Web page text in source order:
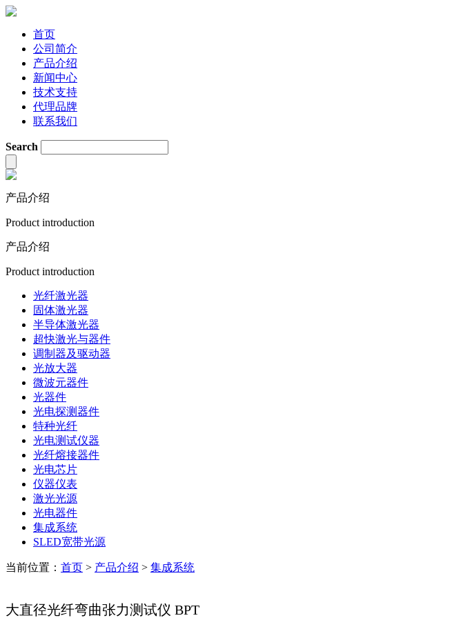
首页
公司简介
产品介绍
新闻中心
技术支持
代理品牌
联系我们
Search
产品介绍
Product introduction
产品介绍
Product introduction
光纤激光器
固体激光器
半导体激光器
超快激光与器件
调制器及驱动器
光放大器
微波元器件
光器件
光电探测器件
特种光纤
光电测试仪器
光纤熔接器件
光电芯片
仪器仪表
激光光源
光电器件
集成系统
SLED宽带光源
当前位置： 首页 > 产品介绍 > 集成系统
大直径光纤弯曲张力测试仪 BPT